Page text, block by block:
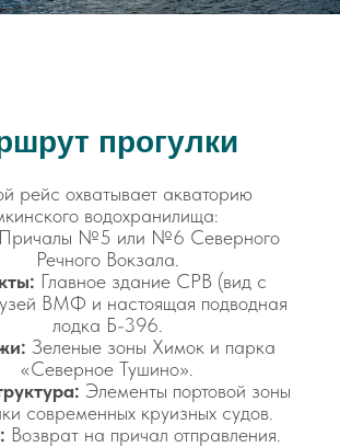
прогулки
рейс охватывает акваторию
водохранилища:
Причалы №5 или №6 Северного
Речного Вокзала.
Главное здание СРВ (вид с
ВМФ и настоящая подводная
лодка Б-396.
Зеленые зоны Химок и парка
«Северное Тушино».
Элементы портовой зоны
современных круизных судов.
Возврат на причал отправления.